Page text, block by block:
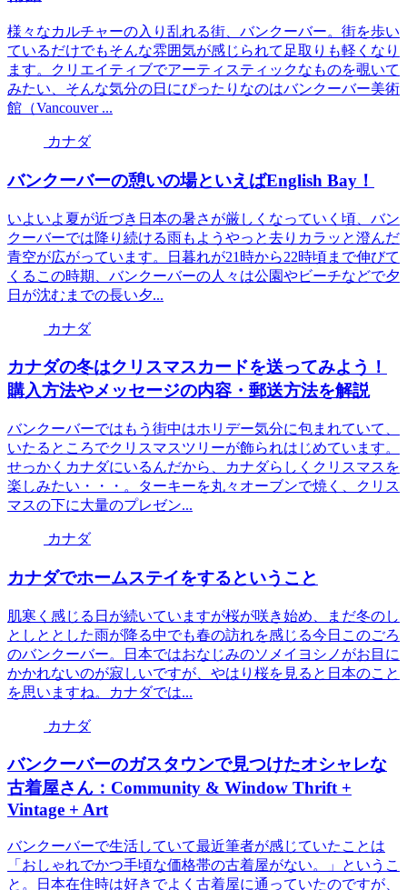
様々なカルチャーの入り乱れる街、バンクーバー。街を歩い
ているだけでもそんな雰囲気が感じられて足取りも軽くなり
ます。クリエイティブでアーティスティックなものを覗いて
みたい、そんな気分の日にぴったりなのはバンクーバー美術
館（Vancouver ...
カナダ
バンクーバーの憩いの場といえばEnglish Bay！
いよいよ夏が近づき日本の暑さが厳しくなっていく頃、バン
クーバーでは降り続ける雨もようやっと去りカラッと澄んだ
青空が広がっています。日暮れが21時から22時頃まで伸びて
くるこの時期、バンクーバーの人々は公園やビーチなどで夕
日が沈むまでの長い夕...
カナダ
カナダの冬はクリスマスカードを送ってみよう！
購入方法やメッセージの内容・郵送方法を解説
バンクーバーではもう街中はホリデー気分に包まれていて、
いたるところでクリスマスツリーが飾られはじめています。
せっかくカナダにいるんだから、カナダらしくクリスマスを
楽しみたい・・・。ターキーを丸々オーブンで焼く、クリス
マスの下に大量のプレゼン...
カナダ
カナダでホームステイをするということ
肌寒く感じる日が続いていますが桜が咲き始め、まだ冬のし
としととした雨が降る中でも春の訪れを感じる今日このごろ
のバンクーバー。日本ではおなじみのソメイヨシノがお目に
かかれないのが寂しいですが、やはり桜を見ると日本のこと
を思いますね。カナダでは...
カナダ
バンクーバーのガスタウンで見つけたオシャレな
古着屋さん：Community & Window Thrift +
Vintage + Art
バンクーバーで生活していて最近筆者が感じていたことは
「おしゃれでかつ手頃な価格帯の古着屋がない。」というこ
と。日本在住時は好きでよく古着屋に通っていたのですが、